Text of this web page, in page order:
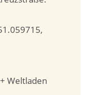
,
Weltladen